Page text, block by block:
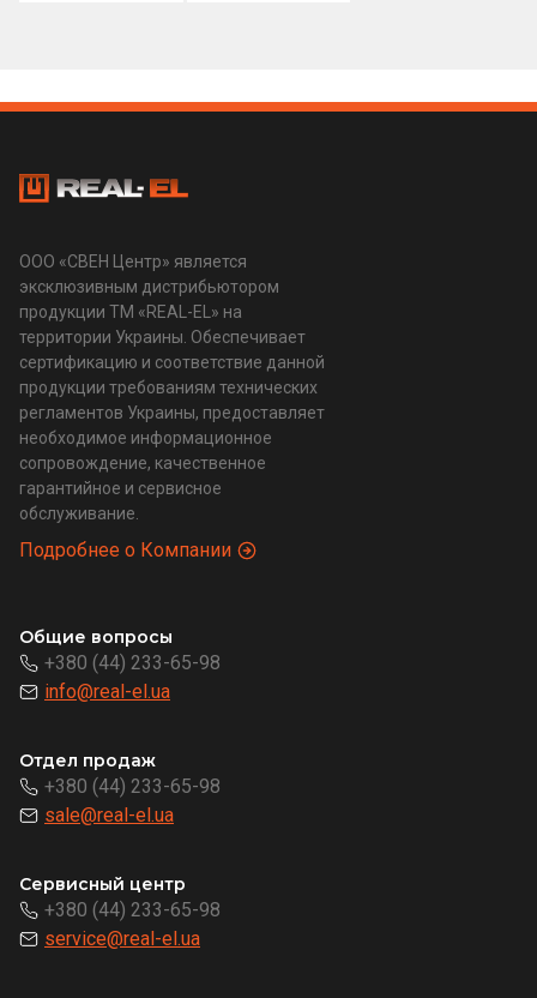
ООО «СВЕН Центр» является
эксклюзивным дистрибьютором
продукции ТМ «REAL-EL» на
территории Украины. Обеспечивает
сертификацию и соответствие данной
продукции требованиям технических
регламентов Украины, предоставляет
необходимое информационное
сопровождение, качественное
гарантийное и сервисное
обслуживание.
Подробнее о Компании
Общие вопросы
+380 (44) 233-65-98
info@real-el.ua
Отдел продаж
+380 (44) 233-65-98
sale@real-el.ua
Сервисный центр
+380 (44) 233-65-98
service@real-el.ua